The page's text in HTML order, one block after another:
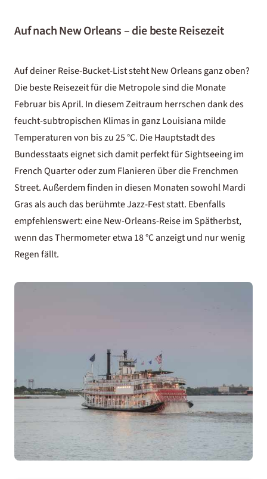
Auf nach New Orleans – die beste Reisezeit
Auf deinerReise-Bucket-Liststeht New Orleans ganz oben?
Die beste Reisezeit für die Metropole sind die Monate
Februar bis April. In diesem Zeitraum herrschen dank des
feucht-subtropischen Klimas in ganz Louisiana milde
Temperaturen von bis zu 25 °C. Die Hauptstadt des
Bundesstaats eignet sich damit perfekt für Sightseeing im
French Quarter oder zum Flanieren über die Frenchmen
Street. Außerdem finden in diesen Monaten sowohl Mardi
Gras als auch das berühmte Jazz-Fest statt. Ebenfalls
empfehlenswert: eine New-Orleans-Reise im Spätherbst,
wenn das Thermometer etwa 18 °C anzeigt und nur wenig
Regen fällt.